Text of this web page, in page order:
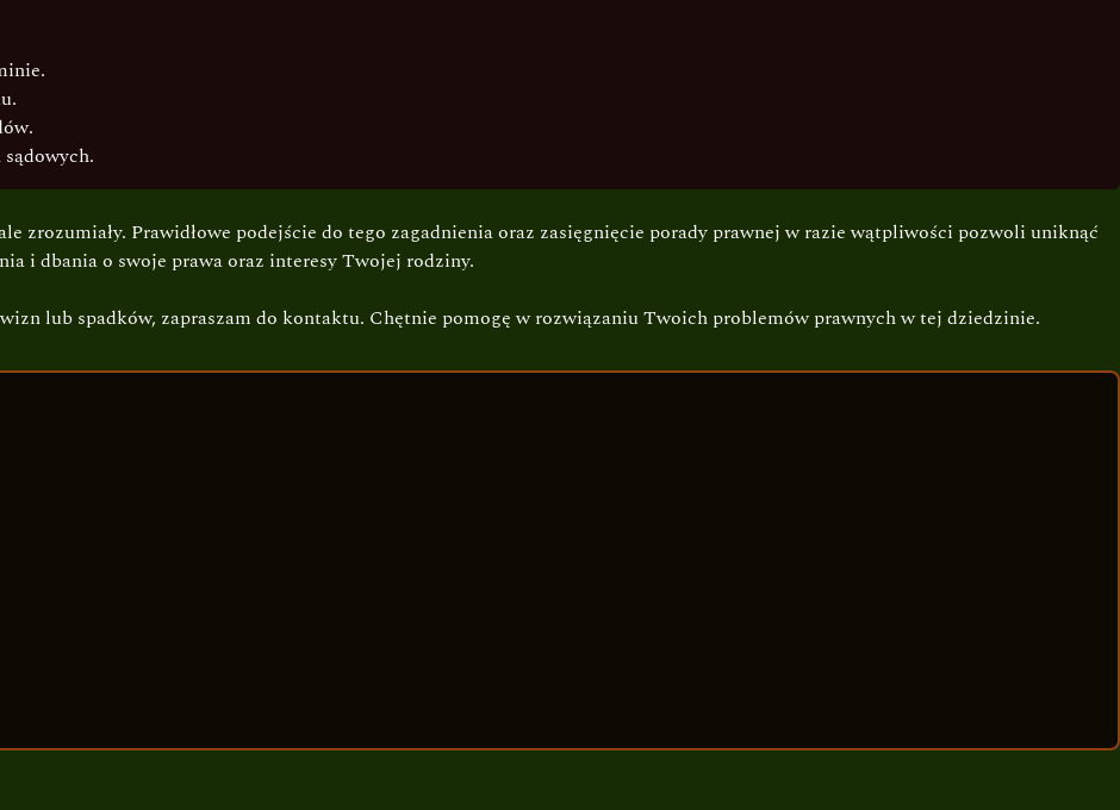
zrozumiały. Prawidłowe podejście do tego zagadnienia oraz zasięgnięcie porady prawnej w razie wątpliwości pozwoli uniknąć
i dbania o swoje prawa oraz interesy Twojej rodziny.
lub spadków, zapraszam do kontaktu. Chętnie pomogę w rozwiązaniu Twoich problemów prawnych w tej dziedzinie.